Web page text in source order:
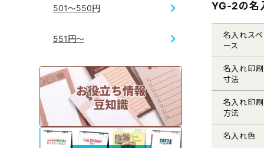
YG-2の名
名入れスペ
ース
名入れ印刷
寸法
名入れ印刷
方法
名入れ色
501～550円
551円～